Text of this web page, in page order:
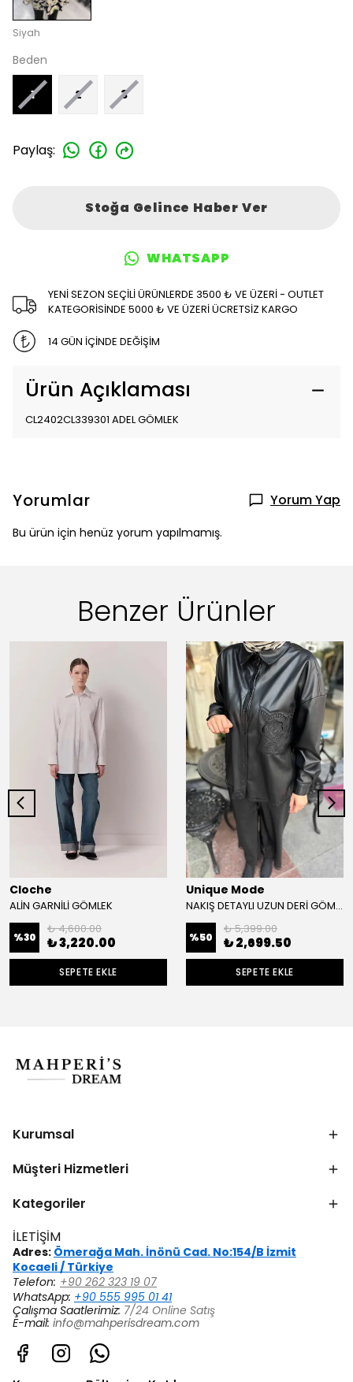
Siyah
Beden
1 2 3
Paylaş:
Stoğa Gelince Haber Ver
WHATSAPP
YENİ SEZON SEÇİLİ ÜRÜNLERDE 3500 ₺ VE ÜZERİ - OUTLET
KATEGORİSİNDE 5000 ₺ VE ÜZERİ ÜCRETSİZ KARGO
14 GÜN İÇİNDE DEĞİŞİM
Ürün Açıklaması
CL2402CL339301 ADEL GÖMLEK
Yorumlar Yorum Yap
Bu ürün için henüz yorum yapılmamış.
Benzer Ürünler
Cloche
ALİN GARNİLİ GÖMLEK
%30
₺ 4,600.00
₺ 3,220.00
SEPETE EKLE
Unique Mode
NAKIŞ DETAYLI UZUN DERİ GÖMLEK
%50
₺ 5,399.00
₺ 2,699.50
SEPETE EKLE
Kurumsal
Müşteri Hizmetleri
Kategoriler
İLETİŞİM
Adres: Ömerağa Mah. İnönü Cad. No:154/B İzmit
Kocaeli / Türkiye
Telefon: +90 262 323 19 07
WhatsApp: +90 555 995 01 41
Çalışma Saatlerimiz: 7/24 Online Satış
E-mail: info@mahperisdream.com